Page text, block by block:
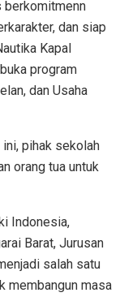
berkomitmenn
dan siap
Kapal
program
dan Usaha
pihak sekolah
orang tua untuk
Indonesia,
Barat, Jurusan
salah satu
membangun masa